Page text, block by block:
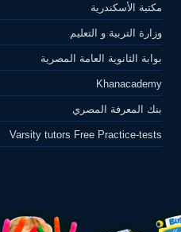
مكتبة الأسكندرية
وزارة التربية و التعليم
بوابة الثانوية العامة المصرية
Khanacademy
بنك المعرفة المصري
Varsity tutors Free Practice-tests